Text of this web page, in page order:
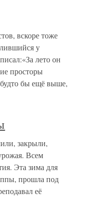
вскоре тоже
у
лето он
просторы
бы ещё выше,
закрыли,
Всем
Эта зима для
прошла под
её